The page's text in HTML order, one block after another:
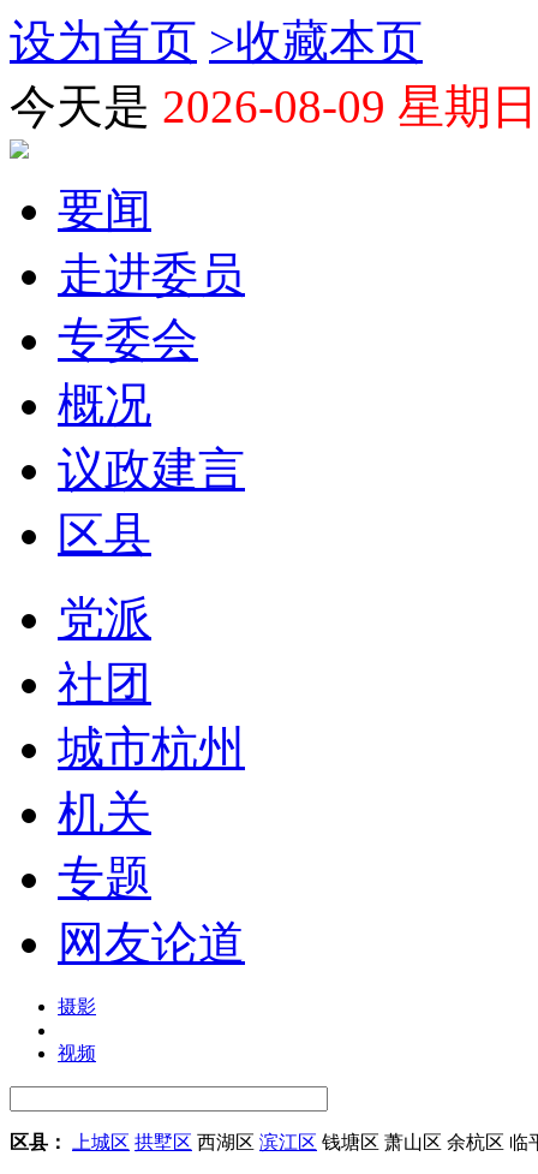
设为首页 >收藏本页
今天是 2026-08-09 星期日
要闻
走进委员
专委会
概况
议政建言
区县
党派
社团
城市杭州
机关
专题
网友论道
摄影
视频
区县： 上城区 拱墅区 西湖区 滨江区 钱塘区 萧山区 余杭区 临